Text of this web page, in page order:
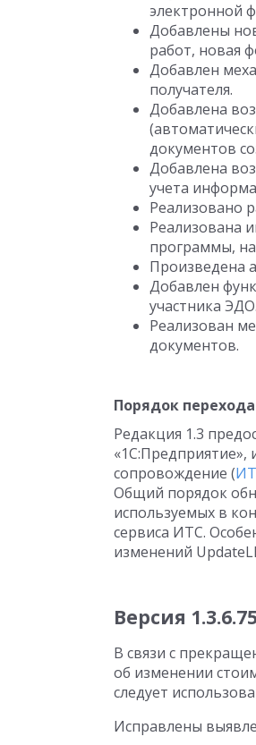
электронной
Добавлены
работ, новая
Добавлен
получателя.
Добавлена
документов
Добавлена
учета
Реализовано
Реализована
программы,
Произведена
Добавлен
участника ЭДО.
Реализован
документов.
Порядок
Редакция 1.3
сопровождение (
Общий порядок
используемых в
сервиса ИТС.
изменений
Версия
В связи с
об изменении
следует
Исправлены